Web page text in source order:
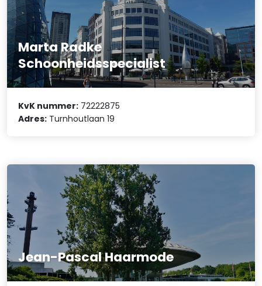
Marta Radke
Schoonheidsspecialist
KvK nummer: 72222875
Adres: Turnhoutlaan 19
Jean-Pascal Haarmode